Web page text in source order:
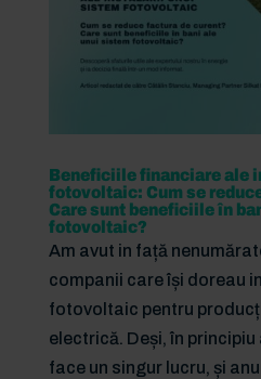
Beneficiile financiare ale
fotovoltaic: Cum se
Care sunt beneficiile în
fotovoltaic?
Am avut in față
companii care își doreau
fotovoltaic pentru
electrică. Deși, în
face un singur lucru, și